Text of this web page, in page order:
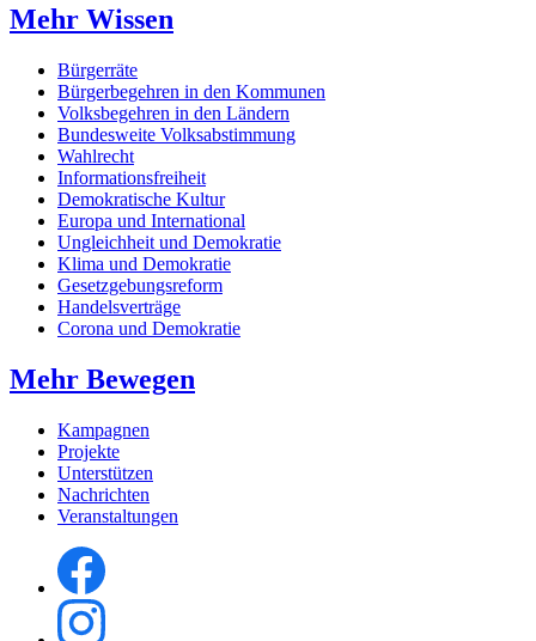
Mehr Wissen
Bürgerräte
Bürgerbegehren in den Kommunen
Volksbegehren in den Ländern
Bundesweite Volksabstimmung
Wahlrecht
Informationsfreiheit
Demokratische Kultur
Europa und International
Ungleichheit und Demokratie
Klima und Demokratie
Gesetzgebungsreform
Handelsverträge
Corona und Demokratie
Mehr Bewegen
Kampagnen
Projekte
Unterstützen
Nachrichten
Veranstaltungen